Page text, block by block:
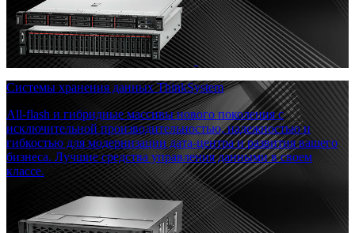
Системы хранения данных ThinkSystem
All-flash и гибридные массивы нового поколения с
исключительной производительностью, надежностью и
гибкостью для модернизации дата-центра и развития вашего
бизнеса. Лучшие средства управления данными в своем
классе.